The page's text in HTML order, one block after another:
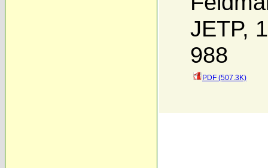
JETP,
988
PDF (507.3K)